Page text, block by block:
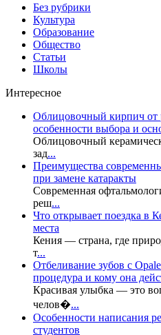
Без рубрики
Культура
Образование
Общество
Статьи
Школы
Интересное
Облицовочный кирпич от
особенности выбора и
Облицовочный
зад...
Преимущества
при замене катаракты
Современная
реш...
Что открывает поездка в
места
Кения — страна, где
т...
Отбеливание зубов с
процедура и кому она
Красивая улыбка — это
челов�...
Особенности написания
студентов